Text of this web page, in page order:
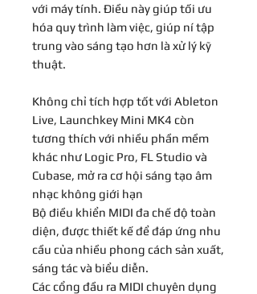
với máy tính. Điều này giúp tối ưu
hóa quy trình làm việc, giúp ní tập
trung vào sáng tạo hơn là xử lý kỹ
thuật.
Không chỉ tích hợp tốt với Ableton
Live, Launchkey Mini MK4 còn
tương thích với nhiều phần mềm
khác như Logic Pro, FL Studio và
Cubase, mở ra cơ hội sáng tạo âm
nhạc không giới hạn
Bộ điều khiển MIDI đa chế độ toàn
diện, được thiết kế để đáp ứng nhu
cầu của nhiều phong cách sản xuất,
sáng tác và biểu diễn.
Các cổng đầu ra MIDI chuyên dụng